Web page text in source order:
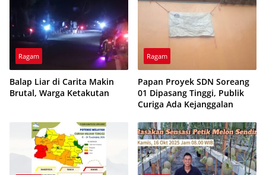
Ragam
Balap Liar di Carita Makin
Brutal, Warga Ketakutan
Ragam
Papan Proyek SDN Soreang
01 Dipasang Tinggi, Publik
Curiga Ada Kejanggalan